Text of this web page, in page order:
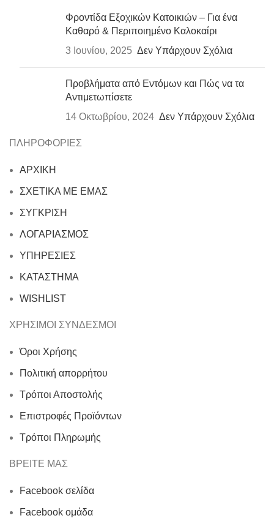
Φροντίδα Εξοχικών Κατοικιών – Για ένα
Καθαρό & Περιποιημένο Καλοκαίρι
3 Ιουνίου, 2025 Δεν Υπάρχουν Σχόλια
Προβλήματα από Εντόμων και Πώς να τα
Αντιμετωπίσετε
14 Οκτωβρίου, 2024 Δεν Υπάρχουν Σχόλια
ΠΛΗΡΟΦΟΡΙΕΣ
ΑΡΧΙΚΗ
ΣΧΕΤΙΚΑ ΜΕ ΕΜΑΣ
ΣΥΓΚΡΙΣΗ
ΛΟΓΑΡΙΑΣΜΟΣ
ΥΠΗΡΕΣΙΕΣ
ΚΑΤΑΣΤΗΜΑ
WISHLIST
ΧΡΗΣΙΜΟΙ ΣΥΝΔΕΣΜΟΙ
Όροι Χρήσης
Πολιτική απορρήτου
Τρόποι Αποστολής
Επιστροφές Προϊόντων
Τρόποι Πληρωμής
ΒΡΕΙΤΕ ΜΑΣ
Facebook σελίδα
Facebook ομάδα